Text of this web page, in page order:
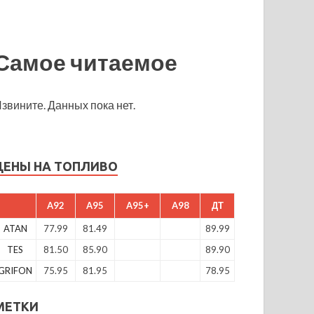
читаемое
Данных пока нет.
НА ТОПЛИВО
A92 A95 A95+ A98 ДТ
ATAN 77.99 81.49
89.99
TES
81.50 85.90
89.90
75.95 81.95 78.95